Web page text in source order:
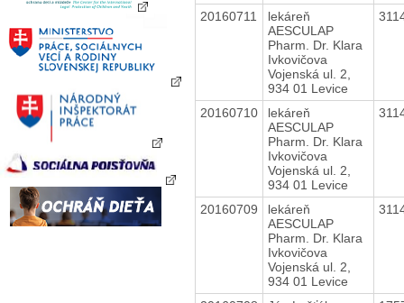
20160711
lekáreň
AESCULAP
Pharm. Dr. Klara
Ivkovičova
Vojenská ul. 2,
934 01 Levice
20160710
lekáreň
AESCULAP
Pharm. Dr. Klara
Ivkovičova
Vojenská ul. 2,
934 01 Levice
20160709
lekáreň
AESCULAP
Pharm. Dr. Klara
Ivkovičova
Vojenská ul. 2,
934 01 Levice